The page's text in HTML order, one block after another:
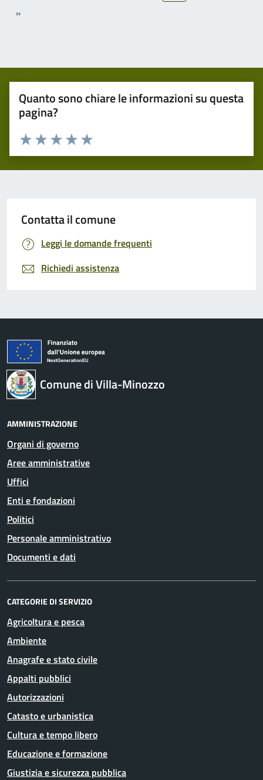
»
Quanto sono chiare le informazioni su questa
pagina?
Valuta 5 stelle su 5
Valuta 4 stelle su 5
Valuta 3 stelle su 5
Valuta 2 stelle su 5
Valuta 1 stelle su 5
Contatta il comune
Leggi le domande frequenti
Richiedi assistenza
Comune di Villa-Minozzo
AMMINISTRAZIONE
Organi di governo
Aree amministrative
Uffici
Enti e fondazioni
Politici
Personale amministrativo
Documenti e dati
CATEGORIE DI SERVIZIO
Agricoltura e pesca
Ambiente
Anagrafe e stato civile
Appalti pubblici
Autorizzazioni
Catasto e urbanistica
Cultura e tempo libero
Educazione e formazione
Giustizia e sicurezza pubblica